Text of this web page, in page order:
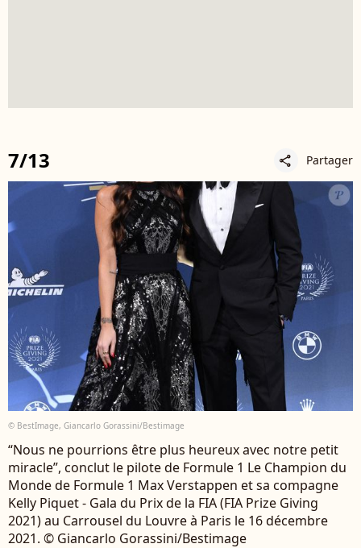
7/13 share Partager
© BestImage, Giancarlo Gorassini/Bestimage
“Nous ne pourrions être plus heureux avec notre petit
miracle”, conclut le pilote de Formule 1 Le Champion du
Monde de Formule 1 Max Verstappen et sa compagne
Kelly Piquet - Gala du Prix de la FIA (FIA Prize Giving
2021) au Carrousel du Louvre à Paris le 16 décembre
2021. © Giancarlo Gorassini/Bestimage